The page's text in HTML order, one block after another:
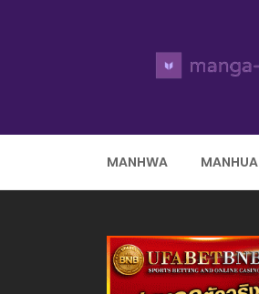
MANHWA MANHUA